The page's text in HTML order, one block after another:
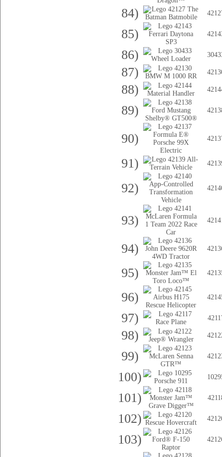
84)
85)
86)
87)
88)
89)
90)
91)
92)
93)
94)
95)
96)
97)
98)
99)
100)
101)
102)
103)